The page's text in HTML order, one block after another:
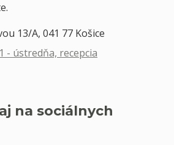
13/A, 041 77 Košice
- ústredňa, recepcia
na sociálnych